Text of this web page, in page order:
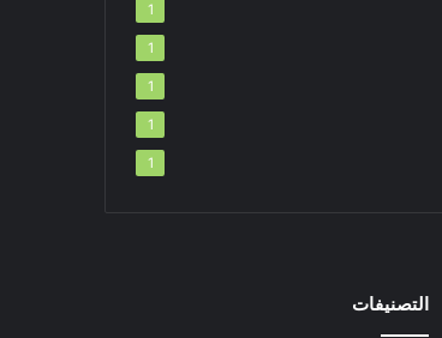
1
1
1
1
1
التصنيفات